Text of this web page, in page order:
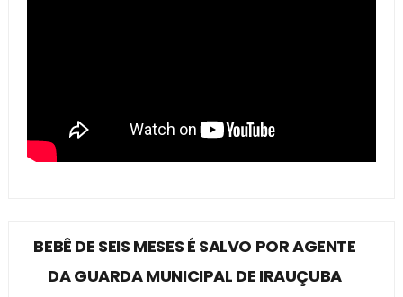
BEBÊ DE SEIS MESES É SALVO POR AGENTE
DA GUARDA MUNICIPAL DE IRAUÇUBA